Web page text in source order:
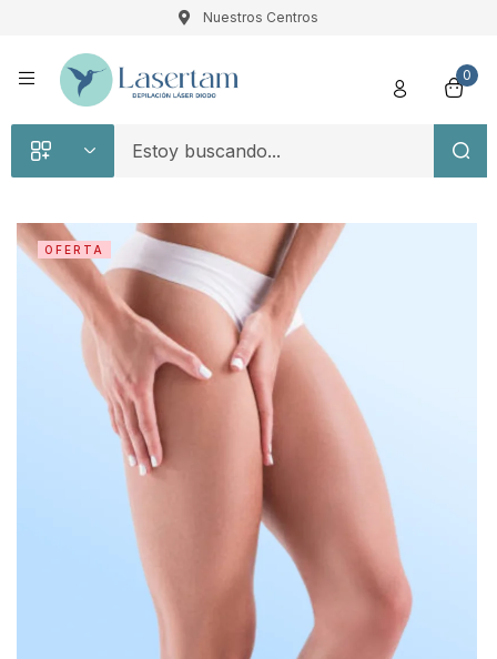
Nuestros Centros
0
OFERTA
Registro
Recuérdame Contraseña perdida
Acceso
¿Crear una cuenta?